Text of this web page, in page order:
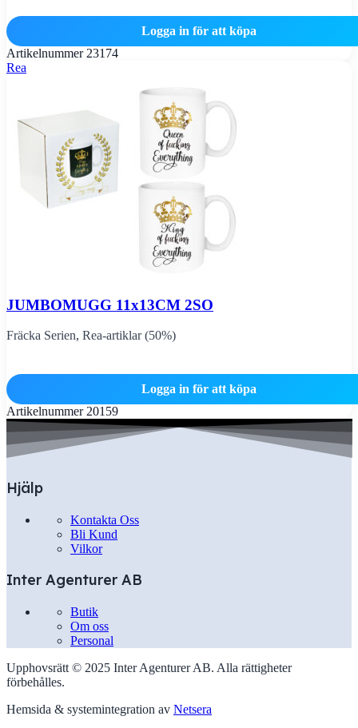
Logga in för att köpa
Artikelnummer 23174
Rea
JUMBOMUGG 11x13CM 2SO
Fräcka Serien, Rea-artiklar (50%)
Logga in för att köpa
Artikelnummer 20159
Hjälp
Kontakta Oss
Bli Kund
Vilkor
Inter Agenturer AB
Butik
Om oss
Personal
Upphovsrätt © 2025 Inter Agenturer AB. Alla rättigheter
förbehålles.
Hemsida & systemintegration av Netsera